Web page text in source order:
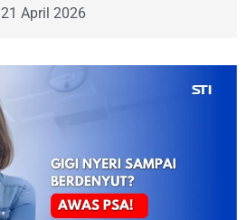
21 April 2026